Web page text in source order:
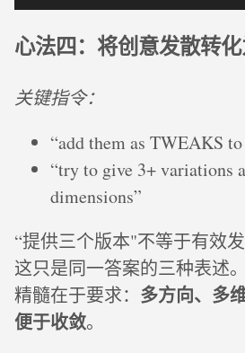
心法四：将创意发散转
关键指令：
“add them as TWEAKS
“try to give 3+ variations
dimensions”
“提供三个版本"不等于有效
这只是同一答案的三种表述
精髓在于要求： 多方向、多
便于收敛。